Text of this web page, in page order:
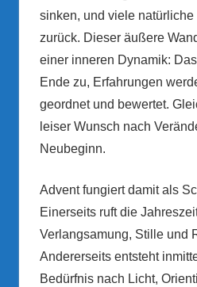
sinken, und viele
zurück. Dieser äußere
einer inneren Dynamik:
Ende zu, Erfahrungen
geordnet und bewertet.
leiser Wunsch nach
Neubeginn.
Advent fungiert damit als
Einerseits ruft die
Verlangsamung, Stille und
Andererseits entsteht
Bedürfnis nach Licht,